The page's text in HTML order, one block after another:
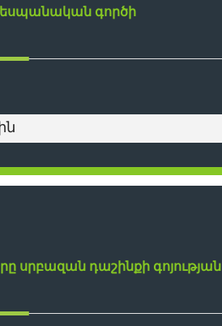
գործի
սրբազան դաշինքի գոյության